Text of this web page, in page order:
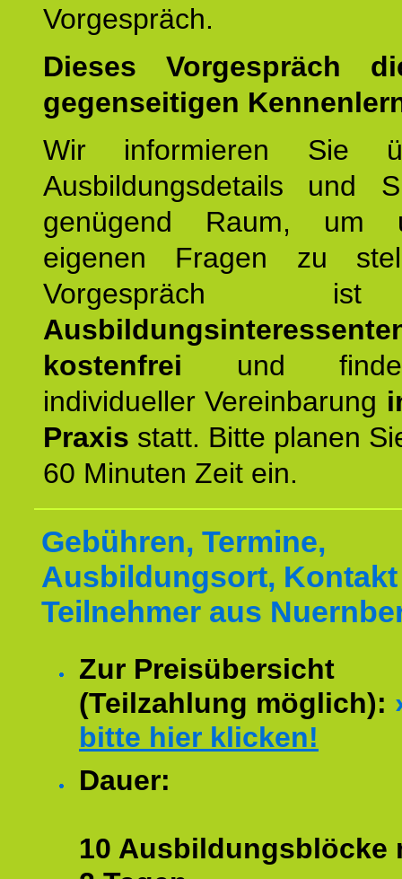
Vorgespräch.
Dieses Vorgespräch
gegenseitigen
Wir informieren Sie
Ausbildungsdetails und
genügend Raum, um
eigenen Fragen zu
kostenfrei und
individueller Vereinbarung
Praxis statt. Bitte planen
60 Minuten Zeit ein.
Gebühren, Termine,
Ausbildungsort,
Teilnehmer aus
Zur Preisübersicht
(Teilzahlung möglich):
bitte hier klicken!
Dauer:
10 Ausbildungsblöcke